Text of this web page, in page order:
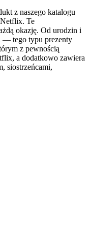
z naszego katalogu
Netflix. Te
okazję. Od urodzin i
— tego typu prezenty
z pewnością
a dodatkowo zawiera
siostrzeńcami,